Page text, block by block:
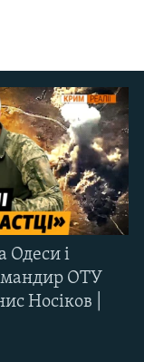
Одеси і
ОТУ
Носіков |